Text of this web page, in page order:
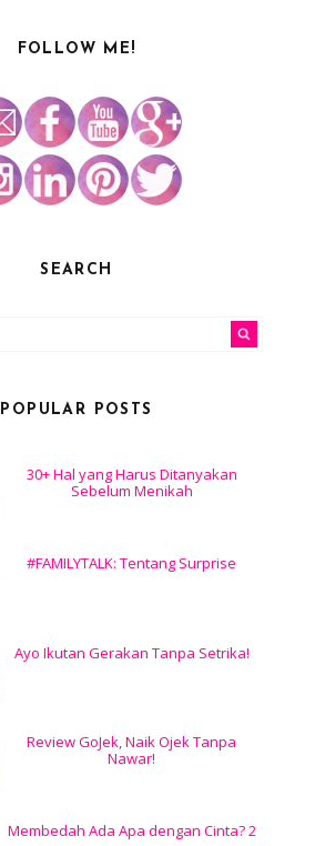
FOLLOW ME!
SEARCH
POPULAR POSTS
30+ Hal yang Harus Ditanyakan
Sebelum Menikah
#FAMILYTALK: Tentang Surprise
Ayo Ikutan Gerakan Tanpa Setrika!
Review GoJek, Naik Ojek Tanpa
Nawar!
Membedah Ada Apa dengan Cinta? 2